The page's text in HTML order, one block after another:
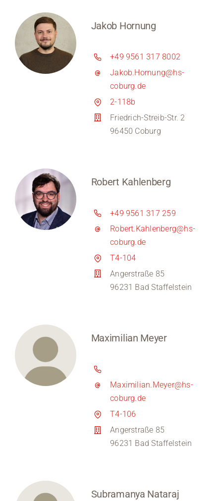
Jakob Hornung
+49 9561 317 8002
Jakob.Hornung@hs-
coburg.de
2-118b
Friedrich-Streib-Str. 2
96450 Coburg
Robert Kahlenberg
+49 9561 317 259
Robert.Kahlenberg@hs-
coburg.de
T4-104
Angerstraße 85
96231 Bad Staffelstein
Maximilian Meyer
Maximilian.Meyer@hs-
coburg.de
T4-106
Angerstraße 85
96231 Bad Staffelstein
Subramanya Nataraj